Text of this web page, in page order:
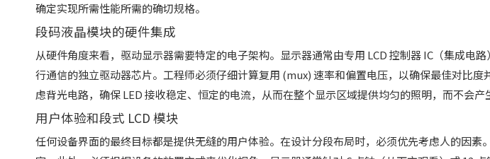
确定实现所需性能所需的确切规格。
段码液晶模块的硬件集成
从硬件角度来看，驱动显示器需要特定的电子架构。显示器通常由专用 LCD 控制器 IC（集成
行通信的独立驱动器芯片。工程师必须仔细计算复用 (mux) 速率和偏置电压，以确保最佳对
虑背光电路，确保 LED 接收稳定、恒定的电流，从而在整个显示区域提供均匀的照明，而不会产
用户体验和段式 LCD 模块
任何设备界面的最终目标都是提供无缝的用户体验。在设计分段布局时，必须优先考虑人的因